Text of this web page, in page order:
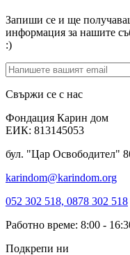
Запиши се и ще
информация за нашите
:)
Свържи се с нас
Фондация Карин дом
ЕИК: 813145053
бул. "Цар Освободител"
karindom@karindom.org
052 302 518, 0878 302 518
Работно време: 8:00 -
Подкрепи ни